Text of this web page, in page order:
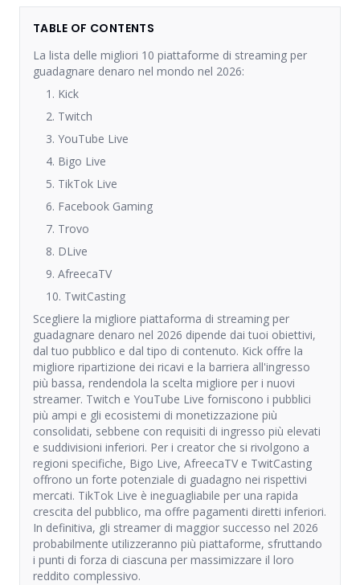
TABLE OF CONTENTS
La lista delle migliori 10 piattaforme di streaming per
guadagnare denaro nel mondo nel 2026:
1. Kick
2. Twitch
3. YouTube Live
4. Bigo Live
5. TikTok Live
6. Facebook Gaming
7. Trovo
8. DLive
9. AfreecaTV
10. TwitCasting
Scegliere la migliore piattaforma di streaming per
guadagnare denaro nel 2026 dipende dai tuoi obiettivi,
dal tuo pubblico e dal tipo di contenuto. Kick offre la
migliore ripartizione dei ricavi e la barriera all'ingresso
più bassa, rendendola la scelta migliore per i nuovi
streamer. Twitch e YouTube Live forniscono i pubblici
più ampi e gli ecosistemi di monetizzazione più
consolidati, sebbene con requisiti di ingresso più elevati
e suddivisioni inferiori. Per i creator che si rivolgono a
regioni specifiche, Bigo Live, AfreecaTV e TwitCasting
offrono un forte potenziale di guadagno nei rispettivi
mercati. TikTok Live è ineguagliabile per una rapida
crescita del pubblico, ma offre pagamenti diretti inferiori.
In definitiva, gli streamer di maggior successo nel 2026
probabilmente utilizzeranno più piattaforme, sfruttando
i punti di forza di ciascuna per massimizzare il loro
reddito complessivo.